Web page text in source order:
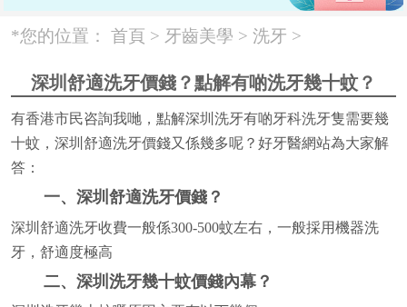
*您的位置： 首頁 > 牙齒美學 > 洗牙 >
深圳舒適洗牙價錢？點解有啲洗牙幾十蚊？
有香港市民咨詢我哋，點解深圳洗牙有啲牙科洗牙隻需要幾
十蚊，深圳舒適洗牙價錢又係幾多呢？好牙醫網站為大家解
答：
一、深圳舒適洗牙價錢？
深圳舒適洗牙收費一般係300-500蚊左右，一般採用機器洗
牙，舒適度極高
二、深圳洗牙幾十蚊價錢內幕？